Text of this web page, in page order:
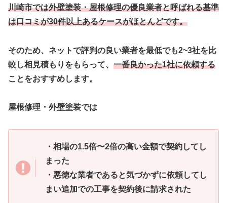
川崎市では外壁塗装・屋根修理の優良業者と呼ばれる基準
は口コミが30件以上あるケースがほとんどです。
そのため、ネットで評判の良い業者を最低でも2~3社を比
較し相見積もりをもらって、 一番良かった1社に依頼する
ことをおすすめします。
屋根修理・外壁塗装では
・相場の1.5倍〜2倍の高い金額で契約してし
まった
・悪徳な業者であると気づかずに依頼してし
まい追加での工事を契約後に請求された